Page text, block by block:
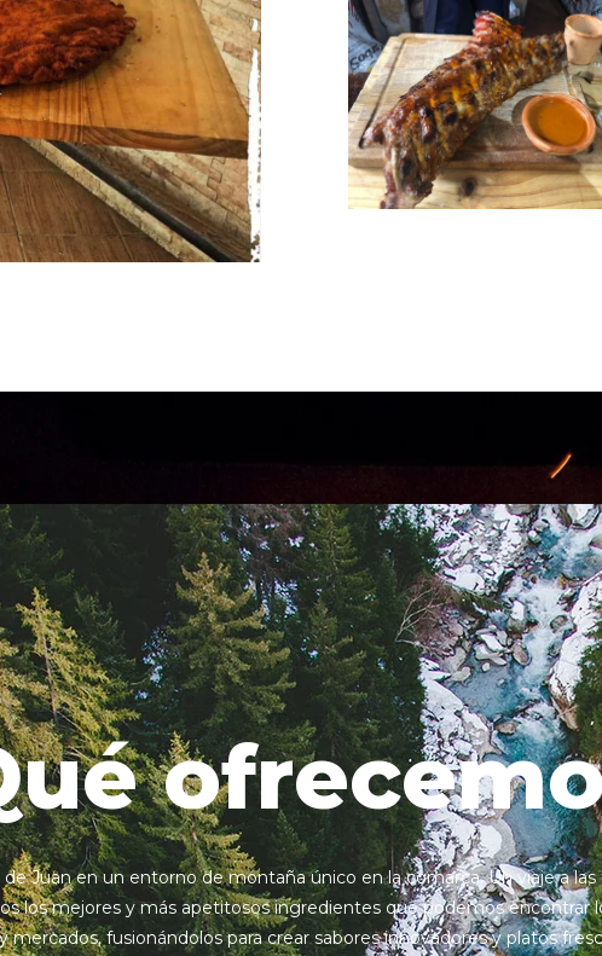
Juan en un entorno de montaña único en la comarca. Un viaje a las
los mejores y más apetitosos ingredientes que podemos encontrar
mercados, fusionándolos para crear sabores innovadores y platos